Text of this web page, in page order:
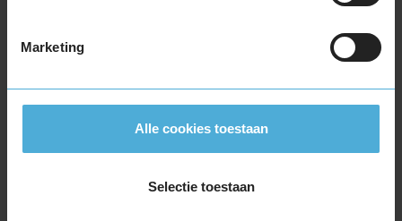
Marketing
Alle cookies toestaan
Selectie toestaan
225/60R17 99H
235/55R17 103V EXTRALOAD